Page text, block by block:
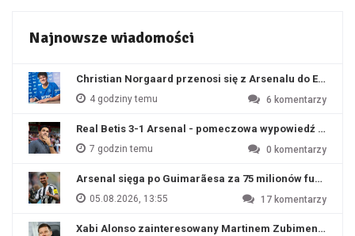
Najnowsze wiadomości
Christian Norgaard przenosi się z Arsenalu do
4 godziny temu 6 komentarzy
Real Betis 3-1 Arsenal - pomeczowa wypowiedź Artety
7 godzin temu 0 komentarzy
Arsenal sięga po Guimarãesa za 75 milionów funtów
05.08.2026, 13:55 17 komentarzy
Xabi Alonso zainteresowany Martinem Zubimendim